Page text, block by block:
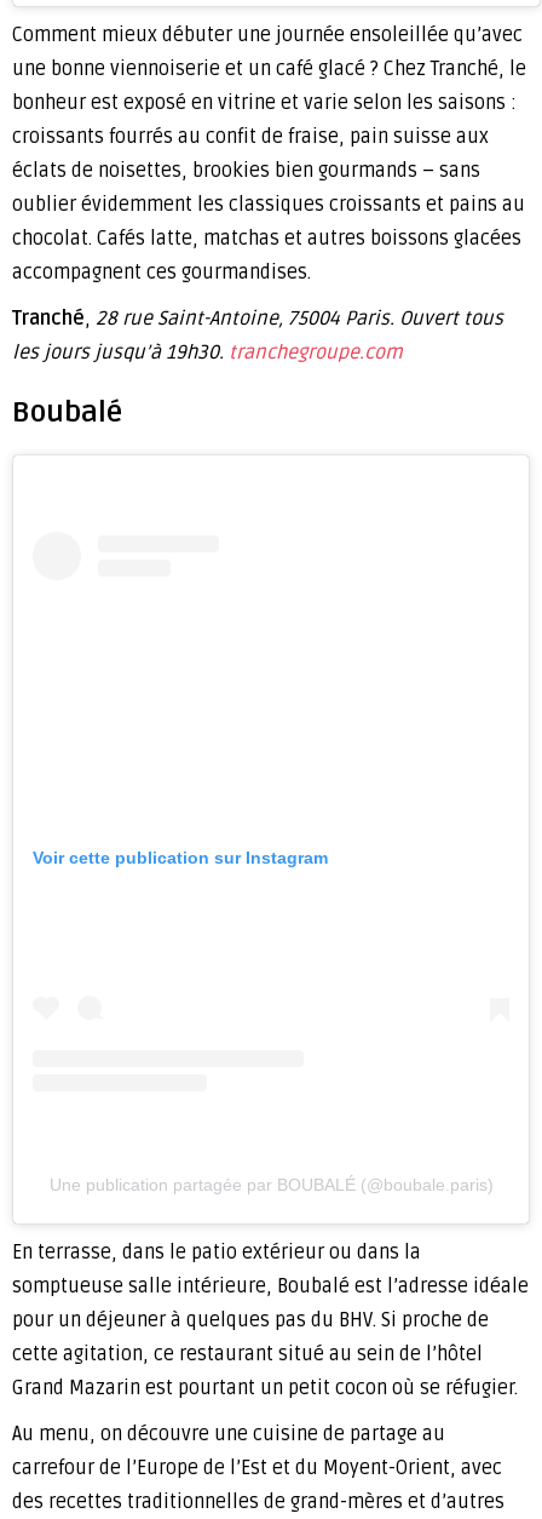
Comment mieux débuter une journée ensoleillée qu’avec
une bonne viennoiserie et un café glacé ? Chez Tranché, le
bonheur est exposé en vitrine et varie selon les saisons :
croissants fourrés au confit de fraise, pain suisse aux
éclats de noisettes, brookies bien gourmands – sans
oublier évidemment les classiques croissants et pains au
chocolat. Cafés latte, matchas et autres boissons glacées
accompagnent ces gourmandises.
Tranché, 28 rue Saint-Antoine, 75004 Paris. Ouvert tous
les jours jusqu’à 19h30. tranchegroupe.com
Boubalé
Voir cette publication sur Instagram
Une publication partagée par BOUBALÉ (@boubale.paris)
En terrasse, dans le patio extérieur ou dans la
somptueuse salle intérieure, Boubalé est l’adresse idéale
pour un déjeuner à quelques pas du BHV. Si proche de
cette agitation, ce restaurant situé au sein de l’hôtel
Grand Mazarin est pourtant un petit cocon où se réfugier.
Au menu, on découvre une cuisine de partage au
carrefour de l’Europe de l’Est et du Moyent-Orient, avec
des recettes traditionnelles de grand-mères et d’autres